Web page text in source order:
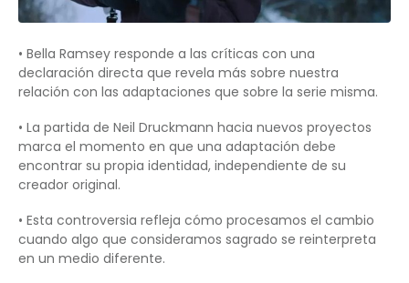
• Bella Ramsey responde a las críticas con una
declaración directa que revela más sobre nuestra
relación con las adaptaciones que sobre la serie misma.
• La partida de Neil Druckmann hacia nuevos proyectos
marca el momento en que una adaptación debe
encontrar su propia identidad, independiente de su
creador original.
• Esta controversia refleja cómo procesamos el cambio
cuando algo que consideramos sagrado se reinterpreta
en un medio diferente.